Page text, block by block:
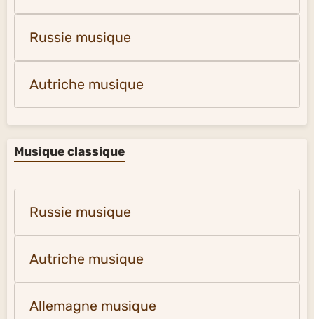
Russie musique
Autriche musique
Musique classique
Russie musique
Autriche musique
Allemagne musique